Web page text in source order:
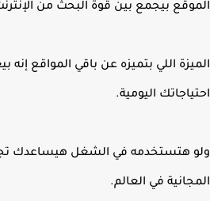
الموقع بيجمع بين قوة البحث من
الميزة اللي بتميزه عن باقي المواقع
احتياجاتك اليومية.
ولو هتستخدمه في الشغل هيساعدك
المجانية في العالم.